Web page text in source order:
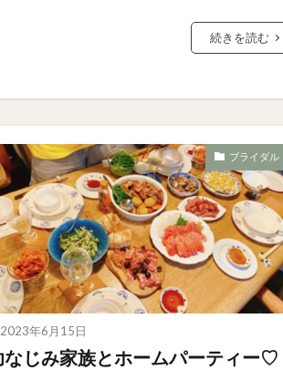
続きを読む
ブライダル
2023年6月15日
なじみ家族とホームパーティー♡